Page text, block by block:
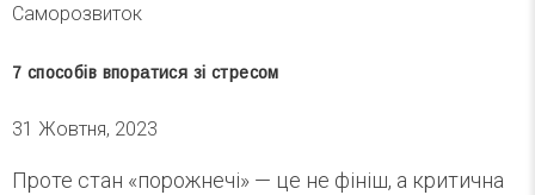
Саморозвиток
7 способів впоратися зі стресом
31 Жовтня, 2023
Проте стан «порожнечі» — це не фініш, а критична